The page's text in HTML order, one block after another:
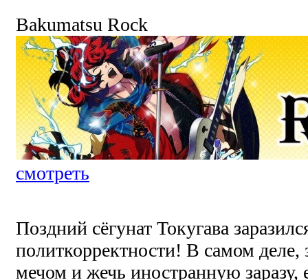
Bakumatsu Rock
смотреть
Поздний сёгунат Токугава
политкорректности! В самом деле,
мечом и жечь иностранную